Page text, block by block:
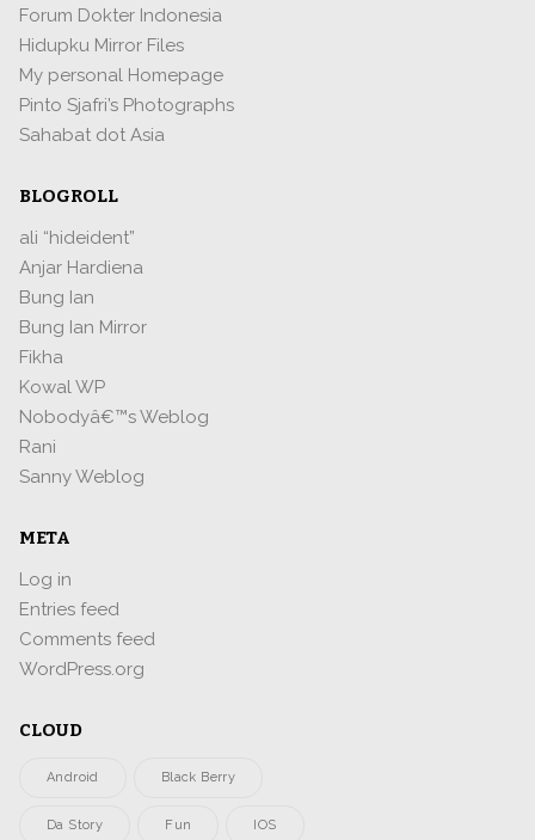
Forum Dokter Indonesia
Hidupku Mirror Files
My personal Homepage
Pinto Sjafri’s Photographs
Sahabat dot Asia
BLOGROLL
ali “hideident”
Anjar Hardiena
Bung Ian
Bung Ian Mirror
Fikha
Kowal WP
Nobodyâ€™s Weblog
Rani
Sanny Weblog
META
Log in
Entries feed
Comments feed
WordPress.org
CLOUD
Android Black Berry
Da Story Fun IOS